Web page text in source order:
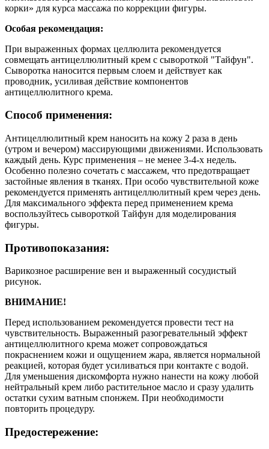
корки» для курса массажа по коррекции фигуры.
Особая рекомендация:
При выраженных формах целлюлита рекомендуется
совмещать антицеллюлитный крем с сывороткой "Тайфун".
Сыворотка наносится первым слоем и действует как
проводник, усиливая действие компонентов
антицеллюлитного крема.
Способ применения:
Антицеллюлитный крем наносить на кожу 2 раза в день
(утром и вечером) массирующими движениями. Использовать
каждый день. Курс применения – не менее 3-4-х недель.
Особенно полезно сочетать с массажем, что предотвращает
застойные явления в тканях. При особо чувствительной коже
рекомендуется применять антицеллюлитный крем через день.
Для максимального эффекта перед применением крема
воспользуйтесь сывороткой Тайфун для моделирования
фигуры.
Противопоказания:
Варикозное расширение вен и выраженный сосудистый
рисунок.
ВНИМАНИЕ!
Перед использованием рекомендуется провести тест на
чувствительность. Выраженный разогревательный эффект
антицеллюлитного крема может сопровождаться
покраснением кожи и ощущением жара, является нормальной
реакцией, которая будет усиливаться при контакте с водой.
Для уменьшения дискомфорта нужно нанести на кожу любой
нейтральный крем либо растительное масло и сразу удалить
остатки сухим ватным спонжем. При необходимости
повторить процедуру.
Предостережение: